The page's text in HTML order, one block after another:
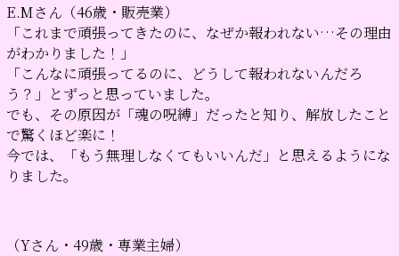
E.Mさん（46歳・販売業）
「これまで頑張ってきたのに、なぜか報われない…その理由
がわかりました！」
「こんなに頑張ってるのに、どうして報われないんだろ
う？」とずっと思っていました。
でも、その原因が「魂の呪縛」だったと知り、解放したこと
で驚くほど楽に！
今では、「もう無理しなくてもいいんだ」と思えるようにな
りました。
（Yさん・49歳・専業主婦）